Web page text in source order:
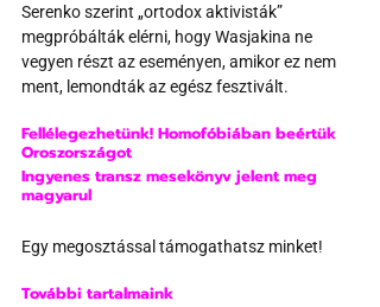
Serenko szerint „ortodox aktivisták”
megpróbálták elérni, hogy Wasjakina ne
vegyen részt az eseményen, amikor ez nem
ment, lemondták az egész fesztivált.
Fellélegezhetünk! Homofóbiában beértük
Oroszországot
Ingyenes transz mesekönyv jelent meg
magyarul
Egy megosztással támogathatsz minket!
További tartalmaink